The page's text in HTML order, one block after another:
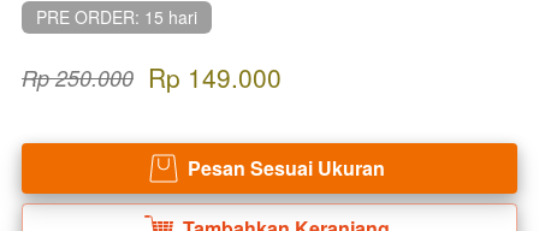
PRE ORDER: 15 hari
Rp 250.000 Rp 149.000
` Pesan Sesuai Ukuran